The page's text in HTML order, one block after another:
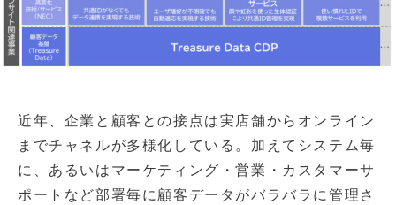
近年、企業と顧客との接点は実店舗からオンライン
までチャネルが多様化している。加えてシステム毎
に、あるいはマーケティング・営業・カスタマーサ
ポートなど部署毎に顧客データがバラバラに管理さ